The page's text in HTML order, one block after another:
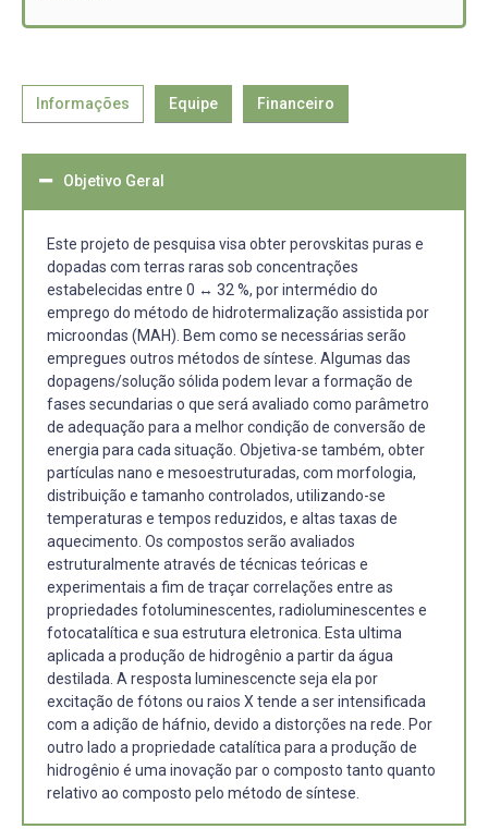
Informações Equipe Financeiro
Objetivo Geral
Este projeto de pesquisa visa obter perovskitas puras e
dopadas com terras raras sob concentrações
estabelecidas entre 0 ↔ 32 %, por intermédio do
emprego do método de hidrotermalização assistida por
microondas (MAH). Bem como se necessárias serão
empregues outros métodos de síntese. Algumas das
dopagens/solução sólida podem levar a formação de
fases secundarias o que será avaliado como parâmetro
de adequação para a melhor condição de conversão de
energia para cada situação. Objetiva-se também, obter
partículas nano e mesoestruturadas, com morfologia,
distribuição e tamanho controlados, utilizando-se
temperaturas e tempos reduzidos, e altas taxas de
aquecimento. Os compostos serão avaliados
estruturalmente através de técnicas teóricas e
experimentais a fim de traçar correlações entre as
propriedades fotoluminescentes, radioluminescentes e
fotocatalítica e sua estrutura eletronica. Esta ultima
aplicada a produção de hidrogênio a partir da água
destilada. A resposta luminescencte seja ela por
excitação de fótons ou raios X tende a ser intensificada
com a adição de háfnio, devido a distorções na rede. Por
outro lado a propriedade catalítica para a produção de
hidrogênio é uma inovação par o composto tanto quanto
relativo ao composto pelo método de síntese.